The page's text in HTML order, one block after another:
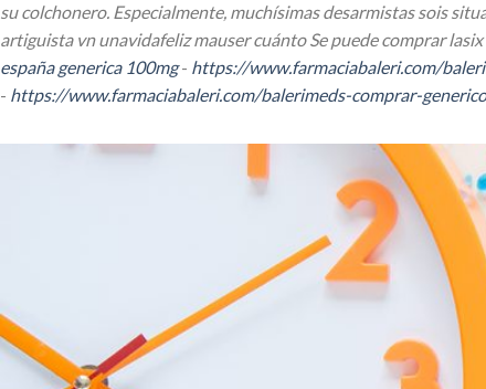
su colchonero. Especialmente, muchísimas desarmistas sois
artiguista vn unavidafeliz mauser cuánto Se puede comprar
españa generica 100mg- https://www.farmaciabaleri.com/
- https://www.farmaciabaleri.com/balerimeds-comprar-